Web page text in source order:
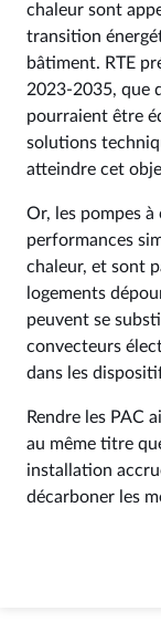
chaleur sont
transition
bâtiment. RTE
2023-2035, que
pourraient être
solutions
atteindre cet
Or, les pompes
performances
chaleur, et sont
logements
peuvent se
convecteurs
dans les
Rendre les PAC
au même titre
installation
décarboner les